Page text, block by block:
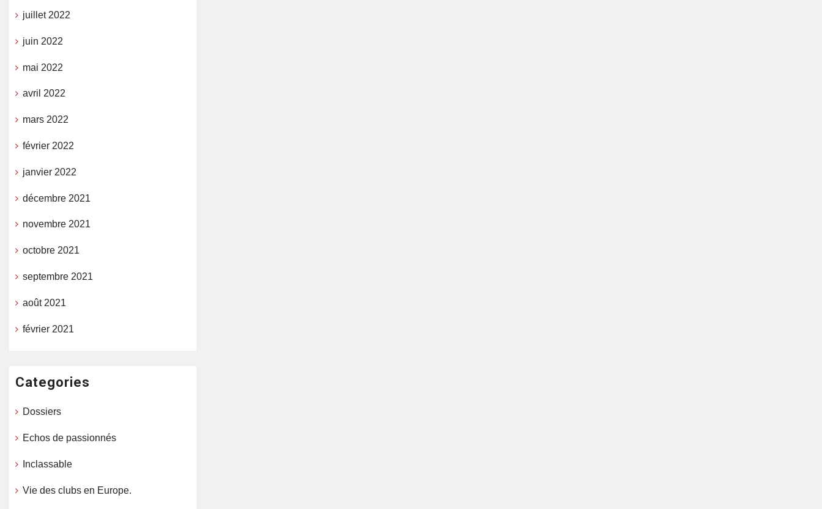
juillet 2022
juin 2022
mai 2022
avril 2022
mars 2022
février 2022
janvier 2022
décembre 2021
novembre 2021
octobre 2021
septembre 2021
août 2021
février 2021
Categories
Dossiers
Echos de passionnés
Inclassable
Vie des clubs en Europe.